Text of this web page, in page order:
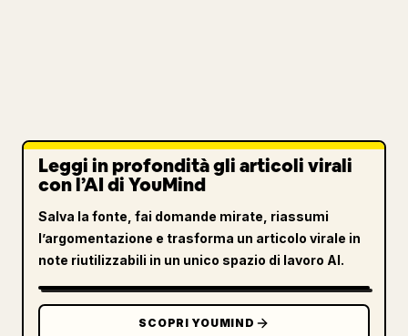
Leggi in profondità gli articoli virali
con l’AI di YouMind
Salva la fonte, fai domande mirate, riassumi
l’argomentazione e trasforma un articolo virale in
note riutilizzabili in un unico spazio di lavoro AI.
SCOPRI YOUMIND